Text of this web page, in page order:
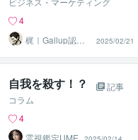
4
梶｜Gallup認定
ストレングスコ
ーチ
2025/02/21
自我を殺す！？
記事
コラム
4
霊視鑑定UME